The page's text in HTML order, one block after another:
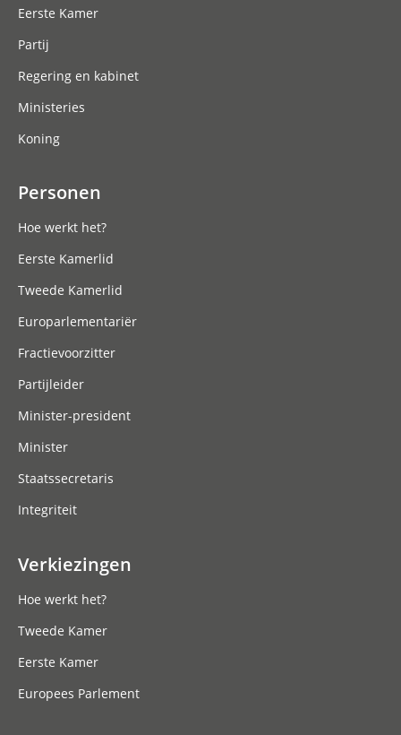
Eerste Kamer
Partij
Regering en kabinet
Ministeries
Koning
Personen
Hoe werkt het?
Eerste Kamerlid
Tweede Kamerlid
Europarlementariër
Fractievoorzitter
Partijleider
Minister-president
Minister
Staatssecretaris
Integriteit
Verkiezingen
Hoe werkt het?
Tweede Kamer
Eerste Kamer
Europees Parlement